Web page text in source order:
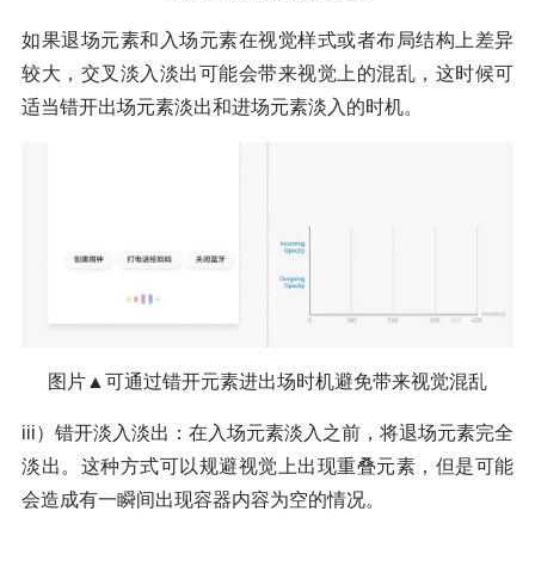
如果退场元素和入场元素在视觉样式或者布局结构上差异
较大，交叉淡入淡出可能会带来视觉上的混乱，这时候可
适当错开出场元素淡出和进场元素淡入的时机。
图片▲可通过错开元素进出场时机避免带来视觉混乱
iii）错开淡入淡出：在入场元素淡入之前，将退场元素完全
淡出。这种方式可以规避视觉上出现重叠元素，但是可能
会造成有一瞬间出现容器内容为空的情况。